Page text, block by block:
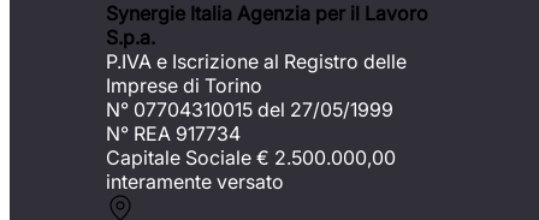
Synergie Italia Agenzia per il Lavoro
S.p.a.
P.IVA e Iscrizione al Registro delle
Imprese di Torino
N° 07704310015 del 27/05/1999
N° REA 917734
Capitale Sociale € 2.500.000,00
interamente versato